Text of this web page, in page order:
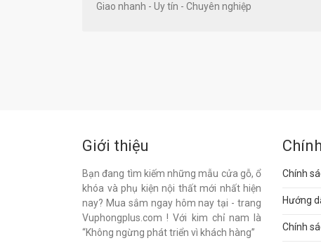
Giao nhanh - Uy tín - Chuyên nghiệp
Giới thiệu
Bạn đang tìm kiếm những mẫu cửa gỗ, ổ
khóa và phụ kiện nội thất mới nhất hiện
nay? Mua sắm ngay hôm nay tại - trang
Vuphongplus.com ! Với kim chỉ nam là
“Không ngừng phát triển vì khách hàng”
Chính
Hướng
Chính